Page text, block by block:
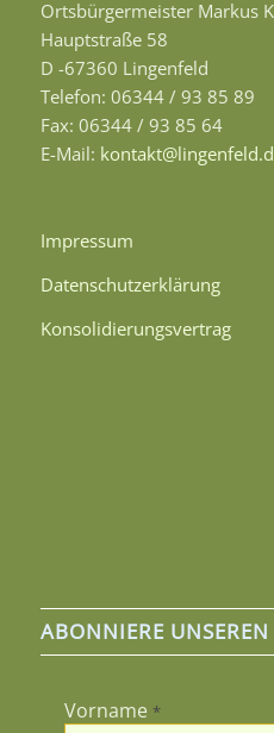
Ortsbürgermeister Markus
Hauptstraße 58
D -67360 Lingenfeld
Telefon: 06344 / 93 85 89
Fax: 06344 / 93 85 64
E-Mail:
Impressum
Datenschutzerklärung
Konsolidierungsvertrag
ABONNIERE UNSEREN
Vorname *